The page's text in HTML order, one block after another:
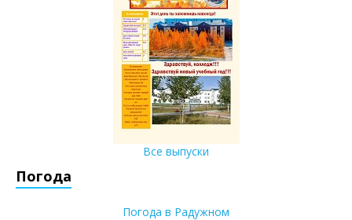
Все выпуски
Погода
Погода в Радужном